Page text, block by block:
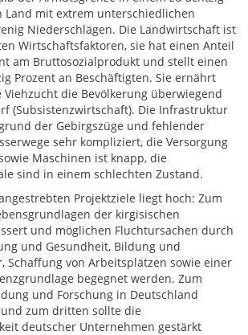
Land mit extrem unterschiedlichen
Niederschlägen. Die Landwirtschaft ist
Wirtschaftsfaktoren, sie hat einen Anteil
am Bruttosozialprodukt und stellt einen
Prozent an Beschäftigten. Sie ernährt
Viehzucht die Bevölkerung überwiegend
(Subsistenzwirtschaft). Die Infrastruktur
der Gebirgszüge und fehlender
sehr kompliziert, die Versorgung
Maschinen ist knapp, die
sind in einem schlechten Zustand.
Projektziele liegt hoch: Zum
der kirgisischen
und möglichen Fluchtursachen durch
und Gesundheit, Bildung und
Schaffung von Arbeitsplätzen sowie einer
begegnet werden. Zum
und Forschung in Deutschland
zum dritten sollte die
deutscher Unternehmen gestärkt